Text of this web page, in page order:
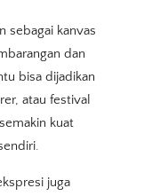
sebagai kanvas
dan
bisa dijadikan
atau festival
kuat
juga